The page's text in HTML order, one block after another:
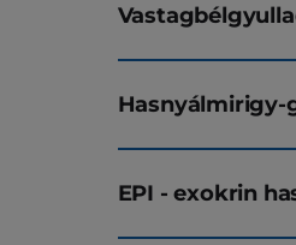
Hasnyálmirigy-
EPI - exokrin